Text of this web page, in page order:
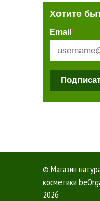
Хотите
Email *
© Магазин
косметики
2026